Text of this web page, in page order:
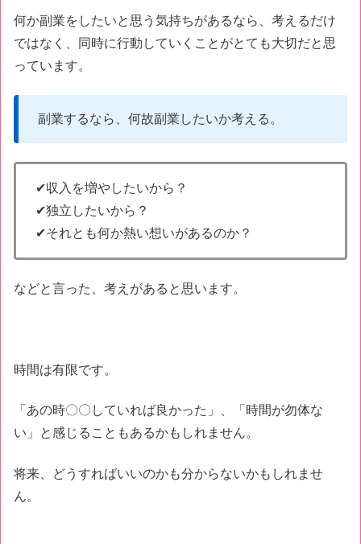
何か副業をしたいと思う気持ちがあるなら、考えるだけ
ではなく、同時に行動していくことがとても大切だと思
っています。
副業するなら、何故副業したいか考える。
✔収入を増やしたいから？
✔独立したいから？
✔それとも何か熱い想いがあるのか？
などと言った、考えがあると思います。
時間は有限です。
「あの時〇〇していれば良かった」、「時間が勿体な
い」と感じることもあるかもしれません。
将来、どうすればいいのかも分からないかもしれませ
ん。